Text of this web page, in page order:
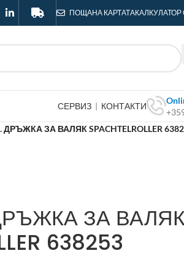
ПОЩАНА КАРТАТА
СЕРВИЗ | КОНТАКТИ
ЗА ВАЛЯК SPACHTELROLLER
ЗА
638253